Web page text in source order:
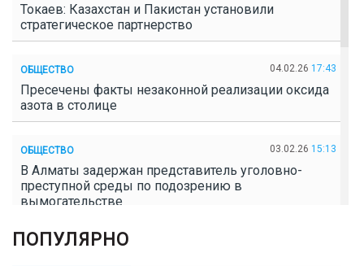
Токаев: Казахстан и Пакистан установили
стратегическое партнерство
ОБЩЕСТВО 04.02.26 17:43
Пресечены факты незаконной реализации оксида
азота в столице
ОБЩЕСТВО 03.02.26 15:13
В Алматы задержан представитель уголовно-
преступной среды по подозрению в
вымогательстве
ОБЩЕСТВО
ПОПУЛЯРНО